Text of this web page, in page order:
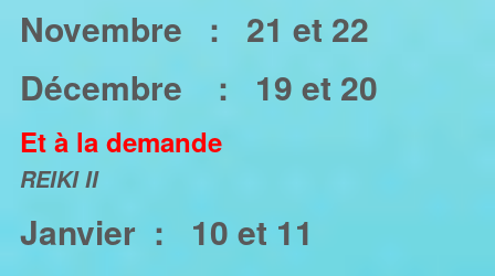
Novembre :
21 et 22
Décembre :
19 et 20
Et à la demande
REIKI II
Janvier :
10 et 11